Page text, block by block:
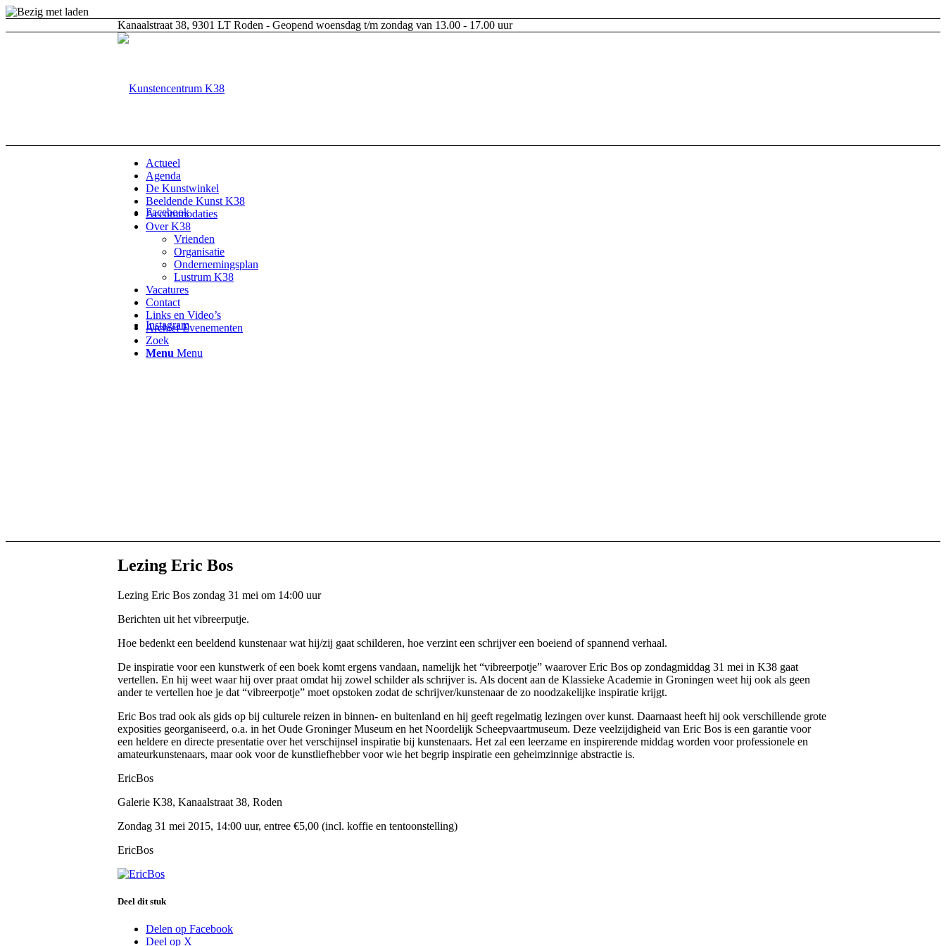
Kanaalstraat 38, 9301 LT Roden - Geopend woensdag t/m zondag van 13.00 - 17.00 uur
Facebook
Instagram
Actueel
Agenda
De Kunstwinkel
Beeldende Kunst K38
Accommodaties
Over K38
Vrienden
Organisatie
Ondernemingsplan
Lustrum K38
Vacatures
Contact
Links en Video’s
Archief Evenementen
Zoek
Menu Menu
Lezing Eric Bos
Lezing Eric Bos zondag 31 mei om 14:00 uur
Berichten uit het vibreerputje.
Hoe bedenkt een beeldend kunstenaar wat hij/zij gaat schilderen, hoe verzint een schrijver een boeiend of spannend verhaal.
De inspiratie voor een kunstwerk of een boek komt ergens vandaan, namelijk het “vibreerpotje” waarover Eric Bos op zondagmiddag 31 mei in K38 gaat
vertellen. En hij weet waar hij over praat omdat hij zowel schilder als schrijver is. Als docent aan de Klassieke Academie in Groningen weet hij ook als geen
ander te vertellen hoe je dat “vibreerpotje” moet opstoken zodat de schrijver/kunstenaar de zo noodzakelijke inspiratie krijgt.
Eric Bos trad ook als gids op bij culturele reizen in binnen- en buitenland en hij geeft regelmatig lezingen over kunst. Daarnaast heeft hij ook verschillende grote
exposities georganiseerd, o.a. in het Oude Groninger Museum en het Noordelijk Scheepvaartmuseum. Deze veelzijdigheid van Eric Bos is een garantie voor
een heldere en directe presentatie over het verschijnsel inspiratie bij kunstenaars. Het zal een leerzame en inspirerende middag worden voor professionele en
amateurkunstenaars, maar ook voor de kunstliefhebber voor wie het begrip inspiratie een geheimzinnige abstractie is.
EricBos
Galerie K38, Kanaalstraat 38, Roden
Zondag 31 mei 2015, 14:00 uur, entree €5,00 (incl. koffie en tentoonstelling)
EricBos
Deel dit stuk
Delen op Facebook
Deel op X